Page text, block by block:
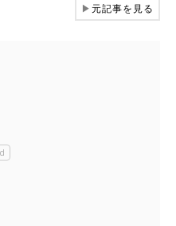
▶元記事を見る